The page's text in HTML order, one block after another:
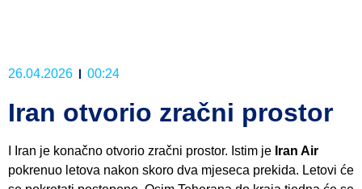
26.04.2026 00:24
Iran otvorio zračni prostor
I Iran je konačno otvorio zračni prostor. Istim je Iran Air
pokrenuo letova nakon skoro dva mjeseca prekida. Letovi će